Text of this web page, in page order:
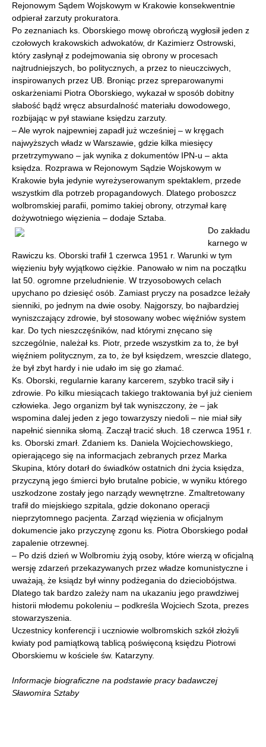
Rejonowym Sądem Wojskowym w Krakowie konsekwentnie
odpierał zarzuty prokuratora.
Po zeznaniach ks. Oborskiego mowę obrończą wygłosił jeden z
czołowych krakowskich adwokatów, dr Kazimierz Ostrowski,
który zasłynął z podejmowania się obrony w procesach
najtrudniejszych, bo politycznych, a przez to nieuczciwych,
inspirowanych przez UB. Broniąc przez spreparowanymi
oskarżeniami Piotra Oborskiego, wykazał w sposób dobitny
słabość bądź wręcz absurdalność materiału dowodowego,
rozbijając w pył stawiane księdzu zarzuty.
– Ale wyrok najpewniej zapadł już wcześniej – w kręgach
najwyższych władz w Warszawie, gdzie kilka miesięcy
przetrzymywano – jak wynika z dokumentów IPN-u – akta
księdza. Rozprawa w Rejonowym Sądzie Wojskowym w
Krakowie była jedynie wyreżyserowanym spektaklem, przede
wszystkim dla potrzeb propagandowych. Dlatego proboszcz
wolbromskiej parafii, pomimo takiej obrony, otrzymał karę
dożywotniego więzienia – dodaje Sztaba.
Do zakładu
karnego w
Rawiczu ks. Oborski trafił 1 czerwca 1951 r. Warunki w tym
więzieniu były wyjątkowo ciężkie. Panowało w nim na początku
lat 50. ogromne przeludnienie. W trzyosobowych celach
upychano po dziesięć osób. Zamiast pryczy na posadzce leżały
sienniki, po jednym na dwie osoby. Najgorszy, bo najbardziej
wyniszczający zdrowie, był stosowany wobec więźniów system
kar. Do tych nieszczęśników, nad którymi znęcano się
szczególnie, należał ks. Piotr, przede wszystkim za to, że był
więźniem politycznym, za to, że był księdzem, wreszcie dlatego,
że był zbyt hardy i nie udało im się go złamać.
Ks. Oborski, regularnie karany karcerem, szybko tracił siły i
zdrowie. Po kilku miesiącach takiego traktowania był już cieniem
człowieka. Jego organizm był tak wyniszczony, że – jak
wspomina dalej jeden z jego towarzyszy niedoli – nie miał siły
napełnić siennika słomą. Zaczął tracić słuch. 18 czerwca 1951 r.
ks. Oborski zmarł. Zdaniem ks. Daniela Wojciechowskiego,
opierającego się na informacjach zebranych przez Marka
Skupina, który dotarł do świadków ostatnich dni życia księdza,
przyczyną jego śmierci było brutalne pobicie, w wyniku którego
uszkodzone zostały jego narządy wewnętrzne. Zmaltretowany
trafił do miejskiego szpitala, gdzie dokonano operacji
nieprzytomnego pacjenta. Zarząd więzienia w oficjalnym
dokumencie jako przyczynę zgonu ks. Piotra Oborskiego podał
zapalenie otrzewnej.
– Po dziś dzień w Wolbromiu żyją osoby, które wierzą w oficjalną
wersję zdarzeń przekazywanych przez władze komunistyczne i
uważają, że ksiądz był winny podżegania do dzieciobójstwa.
Dlatego tak bardzo zależy nam na ukazaniu jego prawdziwej
historii młodemu pokoleniu – podkreśla Wojciech Szota, prezes
stowarzyszenia.
Uczestnicy konferencji i uczniowie wolbromskich szkół złożyli
kwiaty pod pamiątkową tablicą poświęconą księdzu Piotrowi
Oborskiemu w kościele św. Katarzyny.
Informacje biograficzne na podstawie pracy badawczej
Sławomira Sztaby